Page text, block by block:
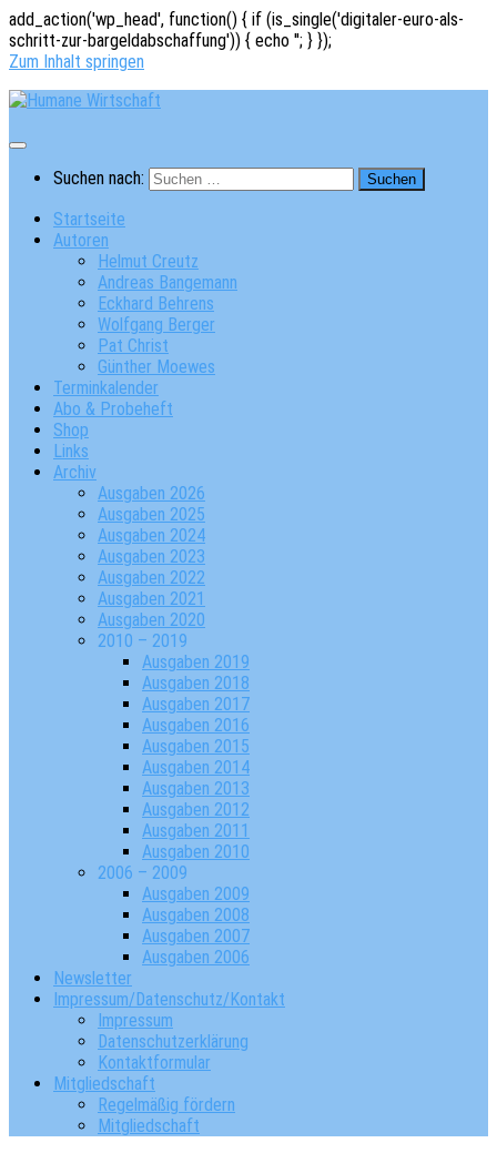
add_action('wp_head', function() { if (is_single('digitaler-euro-als-
schritt-zur-bargeldabschaffung')) { echo ''; } });
Zum Inhalt springen
Suchen nach:
Startseite
Autoren
Helmut Creutz
Andreas Bangemann
Eckhard Behrens
Wolfgang Berger
Pat Christ
Günther Moewes
Terminkalender
Abo & Probeheft
Shop
Links
Archiv
Ausgaben 2026
Ausgaben 2025
Ausgaben 2024
Ausgaben 2023
Ausgaben 2022
Ausgaben 2021
Ausgaben 2020
2010 – 2019
Ausgaben 2019
Ausgaben 2018
Ausgaben 2017
Ausgaben 2016
Ausgaben 2015
Ausgaben 2014
Ausgaben 2013
Ausgaben 2012
Ausgaben 2011
Ausgaben 2010
2006 – 2009
Ausgaben 2009
Ausgaben 2008
Ausgaben 2007
Ausgaben 2006
Newsletter
Impressum/Datenschutz/Kontakt
Impressum
Datenschutzerklärung
Kontaktformular
Mitgliedschaft
Regelmäßig fördern
Mitgliedschaft